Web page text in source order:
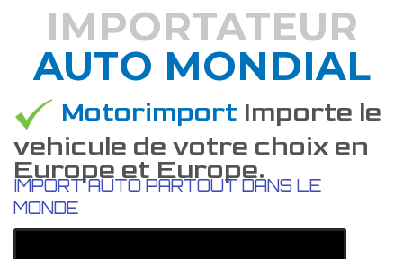
DÉCOUVREZ COMMENT
IMPORTATEUR
AUTO MONDIAL
Motorimport Importe le
vehicule de votre choix en
Europe et Europe.
IMPORT AUTO PARTOUT DANS LE
MONDE